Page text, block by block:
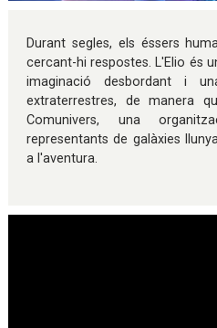
Durant segles, els éssers
cercant-hi respostes. L'Elio és
imaginació desbordant i
extraterrestres, de manera
Comunivers, una
representants de galàxies
a l'aventura.